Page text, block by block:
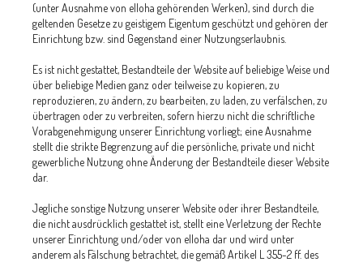
(unter Ausnahme von elloha gehörenden Werken), sind durch die
geltenden Gesetze zu geistigem Eigentum geschützt und gehören der
Einrichtung bzw. sind Gegenstand einer Nutzungserlaubnis.
Es ist nicht gestattet, Bestandteile der Website auf beliebige Weise und
über beliebige Medien ganz oder teilweise zu kopieren, zu
reproduzieren, zu ändern, zu bearbeiten, zu laden, zu verfälschen, zu
übertragen oder zu verbreiten, sofern hierzu nicht die schriftliche
Vorabgenehmigung unserer Einrichtung vorliegt; eine Ausnahme
stellt die strikte Begrenzung auf die persönliche, private und nicht
gewerbliche Nutzung ohne Änderung der Bestandteile dieser Website
dar.
Jegliche sonstige Nutzung unserer Website oder ihrer Bestandteile,
die nicht ausdrücklich gestattet ist, stellt eine Verletzung der Rechte
unserer Einrichtung und/oder von elloha dar und wird unter
anderem als Fälschung betrachtet, die gemäß Artikel L 355-2 ff. des